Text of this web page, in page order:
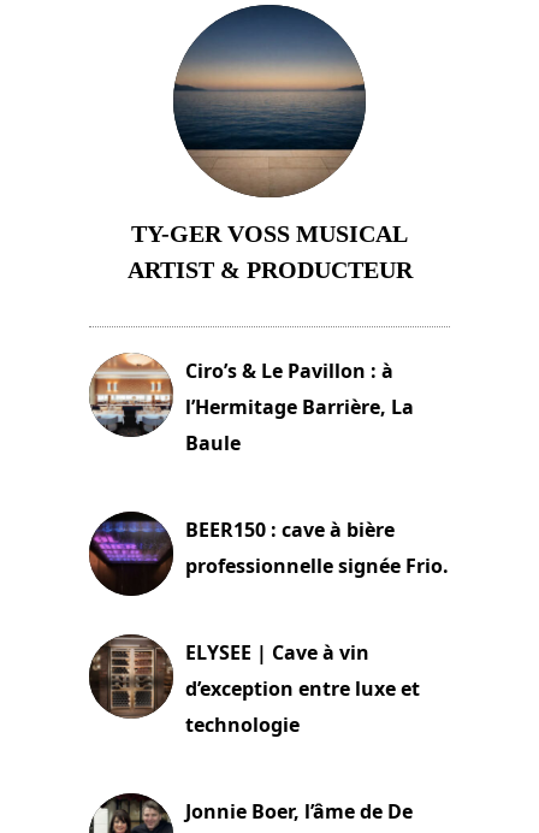
TY-GER VOSS MUSICAL
ARTIST & PRODUCTEUR
Ciro’s & Le Pavillon : à
l’Hermitage Barrière, La
Baule
BEER150 : cave à bière
professionnelle signée Frio.
ELYSEE | Cave à vin
d’exception entre luxe et
technologie
Jonnie Boer, l’âme de De